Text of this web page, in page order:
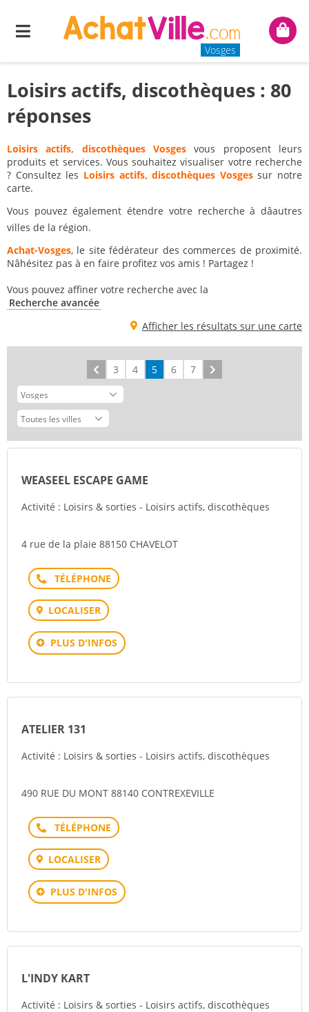
Menu
Vosges
Mon
Loisirs actifs, discothèques : 80
réponses
Loisirs actifs, discothèques Vosges vous proposent leurs
produits et services. Vous souhaitez visualiser votre recherche
? Consultez les Loisirs actifs, discothèques Vosgessur notre
carte.
Vous pouvez également étendre votre recherche à dâautres
villes de la région.
Achat-Vosges, le site fédérateur des commerces de proximité.
Nâhésitez pas à en faire profitez vos amis ! Partagez !
Vous pouvez affiner votre recherche avec la
Recherche avancée
Afficher les résultats sur une carte
Précédent
3 4 5 6 7
WEASEEL ESCAPE GAME
Activité : Loisirs & sorties - Loisirs actifs, discothèques
4 rue de la plaie 88150 CHAVELOT
Téléphone
LOCALISER
PLUS D'INFOS
ATELIER 131
Activité : Loisirs & sorties - Loisirs actifs, discothèques
490 RUE DU MONT 88140 CONTREXEVILLE
Téléphone
LOCALISER
PLUS D'INFOS
L'INDY KART
Activité : Loisirs & sorties - Loisirs actifs, discothèques